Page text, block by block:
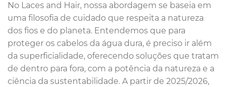
No Laces and Hair, nossa abordagem se baseia em
uma filosofia de cuidado que respeita a natureza
dos fios e do planeta. Entendemos que para
proteger os cabelos da água dura, é preciso ir além
da superficialidade, oferecendo soluções que tratam
de dentro para fora, com a potência da natureza e a
ciência da sustentabilidade. A partir de 2025/2026,